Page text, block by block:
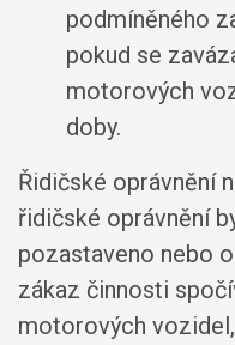
podmíněného
pokud se
motorových
doby.
Řidičské oprávnění
řidičské oprávnění
pozastaveno nebo
zákaz činnosti
motorových